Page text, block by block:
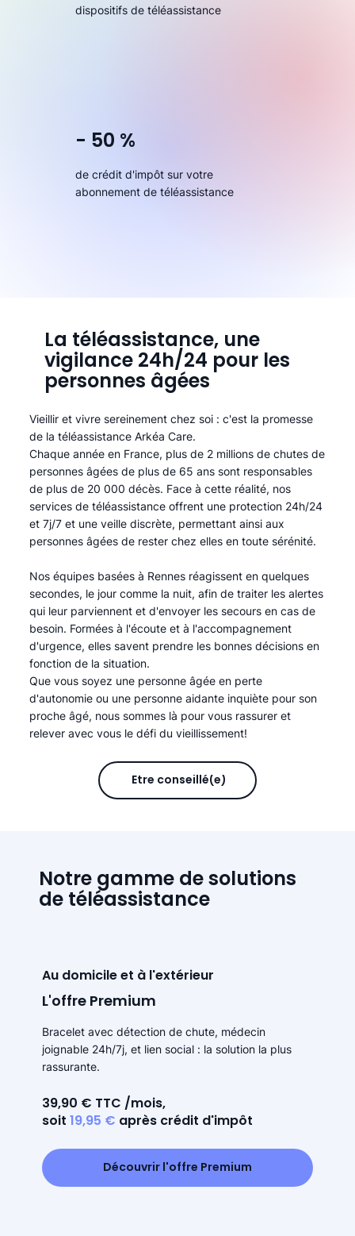
dispositifs de téléassistance
- 50 %
de crédit d'impôt sur votre
abonnement de téléassistance
La téléassistance, une
vigilance 24h/24 pour les
personnes âgées
Vieillir et vivre sereinement chez soi : c'est la promesse
de la téléassistance Arkéa Care.
Chaque année en France, plus de 2 millions de chutes de
personnes âgées de plus de 65 ans sont responsables
de plus de 20 000 décès. Face à cette réalité, nos
services de téléassistance offrent une protection 24h/24
et 7j/7 et une veille discrète, permettant ainsi aux
personnes âgées de rester chez elles en toute sérénité.​
Nos équipes basées à Rennes réagissent en quelques
secondes, le jour comme la nuit, afin de traiter les alertes
qui leur parviennent et d'envoyer les secours en cas de
besoin. Formées à l'écoute et à l'accompagnement
d'urgence, elles savent prendre les bonnes décisions en
fonction de la situation.
Que vous soyez une personne âgée en perte
d'autonomie ou une personne aidante inquiète pour son
proche âgé, nous sommes là pour vous rassurer et
relever avec vous le défi du vieillissement!
Être conseillé(e)
Notre gamme de solutions
de téléassistance
Au domicile et à l'extérieur
L'offre Premium
Bracelet avec détection de chute, médecin
joignable 24h/7j, et lien social : la solution la plus
rassurante.
39,90 € TTC /mois,
soit 19,95 € après crédit d'impôt
Découvrir l'offre Premium